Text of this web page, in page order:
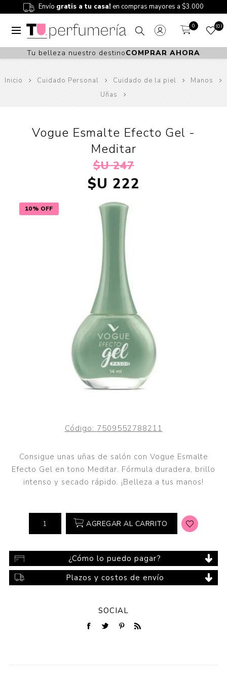
Envío gratis a tu casa! en compras mayores a $3.000
0 0
Tu belleza nuestro destinoCOMPRAR AHORA
Inicio Cuidado Personal Cuidado de la piel
Manos
Uñas
10% OFF
Vogue Esmalte Efecto Gel -
Meditar
$U 247
$U 222
Código: 7509552788211
Consigue unas uñas de salón con Vogue Esmalte
Efecto Gel en tono Meditar. Fórmula duradera, brillo
intenso y secado rápido. ¡Belleza a tus manos!
AGREGAR AL CARRITO
¿Cómo lo puedo pagar?
Plazos y costos de envío
SOCIAL